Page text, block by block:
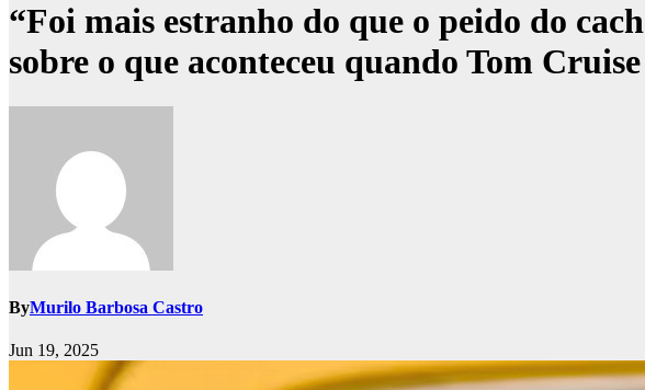
“Foi mais estranho do que o peido do
sobre o que aconteceu quando Tom
ByMurilo Barbosa Castro
Jun 19, 2025